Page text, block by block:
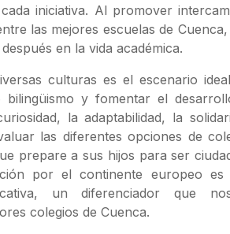
iniciativa. Al promover
las mejores escuelas de
en la vida académica.
culturas es el escenario
y fomentar el
la adaptabilidad, la
las diferentes opciones de
prepare a sus hijos para ser
por el continente europeo
un diferenciador que
colegios de Cuenca.